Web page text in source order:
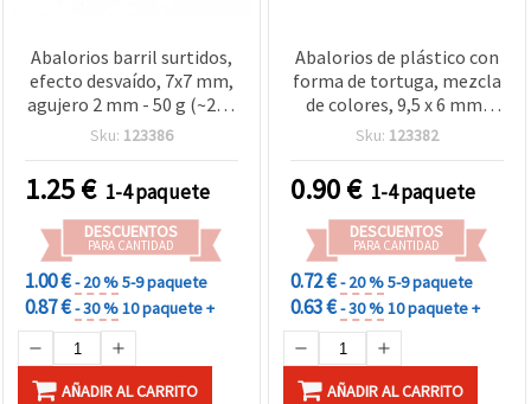
Abalorios barril surtidos,
efecto desvaído, 7x7 mm,
agujero 2 mm - 50 g (~230
uds.)
Sku: 123386
1.25€ 1-4 paquete
DESCUENTOS
PARA CANTIDAD
1.00 €- 20 %5-9 paquete
0.87 €- 30 %10 paquete +
AÑADIR AL CARRITO
Abalorios de plástico con
forma de tortuga, mezcla
de colores, 9,5 x 6 mm,
agujero de 1 mm –
320 uds) para bisutería,
DIY y manualidades
infantiles
Sku: 123382
0.90€ 1-4 paquete
DESCUENTOS
PARA CANTIDAD
0.72 €- 20 %5-9 paquete
0.63 €- 30 %10 paquete +
AÑADIR AL CARRITO